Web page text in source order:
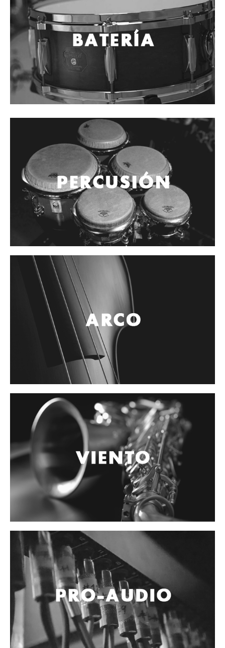
Cables
Audio Profesional
Columnas pasivas
Columnas activas
Amplificadores
Consolas mezcladoras
Procesadores y efectos
Interfaz para grabación
Audífonos y monitoreo personal
Estantes y soportes
Instalaciones y publicidad
Accesorios
Controladores
Tornamesa
Mezcladora
Interfaz
Luces y Escenario
Strobos
Maquinas de humo y escenario
Accesorios
Cables y Conectores
Instrumento
Sonido
Parlante
Video y USB
Espigas y conectores
Accesorios
Otros Instrumentos de Cuerdas
Ukulele
Mandolina